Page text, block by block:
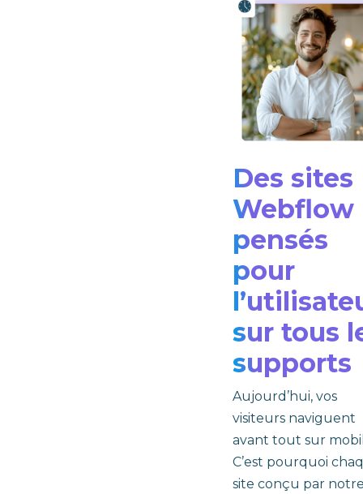
Des sites
Webflow
pensés
pour
sur tous
supports
Aujourd’hui, vos
visiteurs naviguent
avant tout sur
C’est pourquoi
site conçu par